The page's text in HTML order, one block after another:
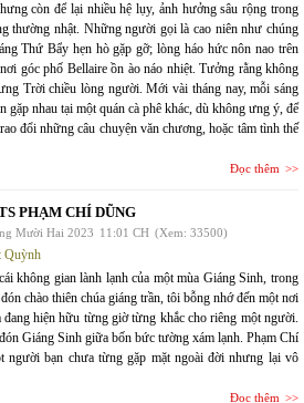
còn để lại nhiều hệ lụy, ảnh hưởng sâu rộng trong
thường nhật. Những người gọi là cao niên như chúng
Thứ Bẩy hẹn hò gặp gỡ; lòng háo hức nôn nao trên
góc phố Bellaire ồn ào náo nhiệt. Tưởng rằng không
Trời chiều lòng người. Mới vài tháng nay, mỗi sáng
gặp nhau tại một quán cà phê khác, dù không ưng ý, để
đổi những câu chuyện văn chương, hoặc tâm tình thế
Đọc thêm
PHẠM CHÍ DŨNG
Mười Hai 2023 11:01 CH (Xem: 33500)
Quỳnh
không gian lành lạnh của một mùa Giáng Sinh, trong
chào thiên chúa giáng trần, tôi bỗng nhớ đến một nơi
hiện hữu từng giờ từng khắc cho riêng một người.
Giáng Sinh giữa bốn bức tường xám lạnh. Phạm Chí
người bạn chưa từng gặp mặt ngoài đời nhưng lại vô
Đọc thêm